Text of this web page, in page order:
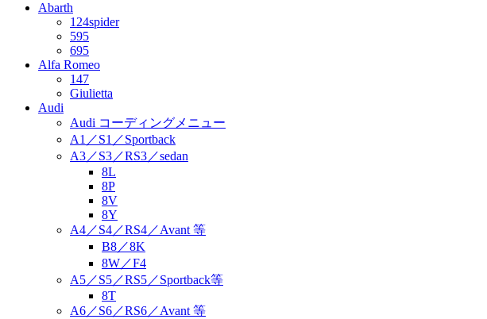
Abarth
124spider
595
695
Alfa Romeo
147
Giulietta
Audi
Audi コーディングメニュー
A1／S1／Sportback
A3／S3／RS3／sedan
8L
8P
8V
8Y
A4／S4／RS4／Avant 等
B8／8K
8W／F4
A5／S5／RS5／Sportback等
8T
A6／S6／RS6／Avant 等